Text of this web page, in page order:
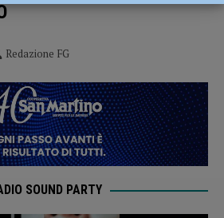
Redazione FG
SOUND PARTY